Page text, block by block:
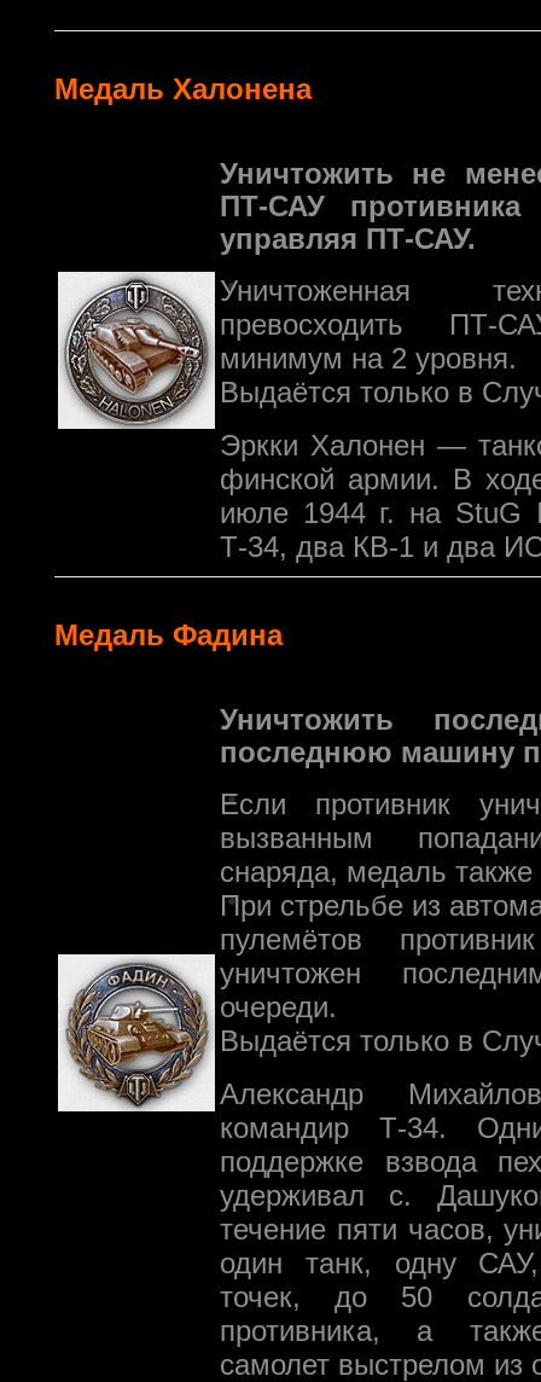
Медаль Халонена
Уничтожить не
ПТ-САУ
управляя ПТ-САУ.
Уничтоженная
превосходить ПТ-
минимум на 2 уровня.
Выдаётся только в
Эркки Халонен —
финской армии. В
июле 1944 г. на StuG
Т-34, два КВ-1 и два
Медаль Фадина
Уничтожить
последнюю машину
Если противник
вызванным
снаряда, медаль
При стрельбе из
пулемётов
уничтожен
очереди.
Выдаётся только в
Александр
командир Т-34.
поддержке взвода
удерживал с.
течение пяти часов,
один танк, одну
точек, до 50
противника, а
самолет выстрелом из